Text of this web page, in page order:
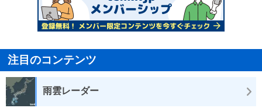
注目のコンテンツ
雨雲レーダー